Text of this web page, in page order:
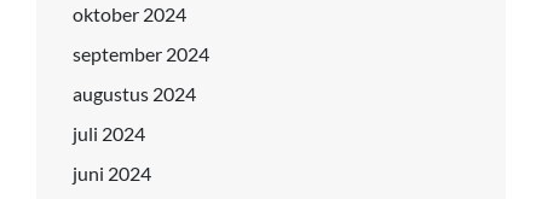
oktober 2024
september 2024
augustus 2024
juli 2024
juni 2024